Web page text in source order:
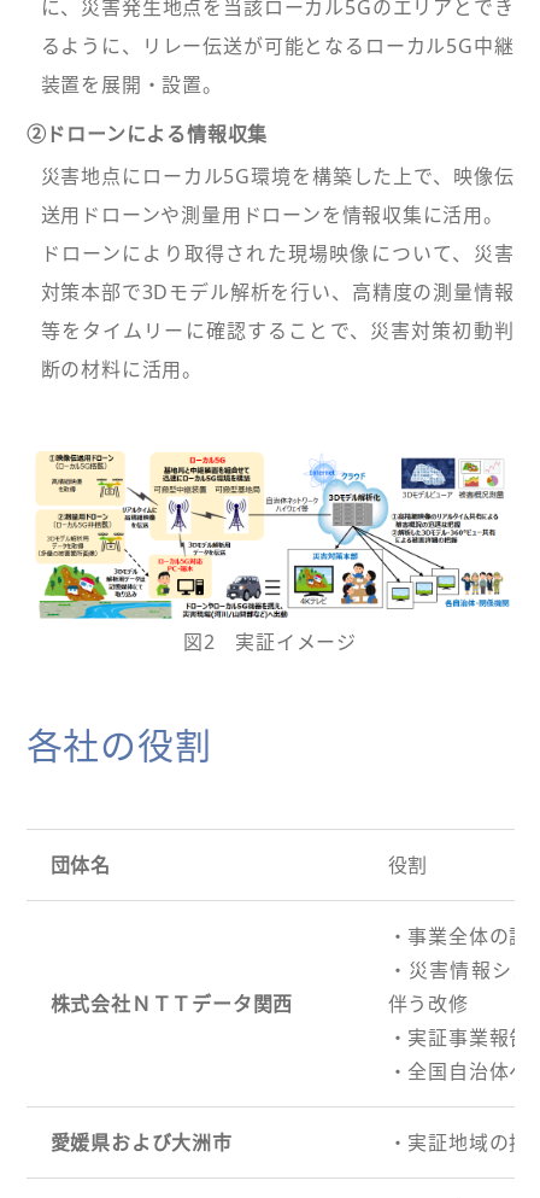
に、災害発生地点を当該ローカル5Gのエリアとでき
るように、リレー伝送が可能となるローカル5G中継
装置を展開・設置。
②ドローンによる情報収集
災害地点にローカル5G環境を構築した上で、映像伝
送用ドローンや測量用ドローンを情報収集に活用。
ドローンにより取得された現場映像について、災害
対策本部で3Dモデル解析を行い、高精度の測量情報
等をタイムリーに確認することで、災害対策初動判
断の材料に活用。
図2 実証イメージ
各社の役割
団体名 役割
株式会社ＮＴＴデータ関西
・事業全体の調
・災害情報シ
伴う改修
・実証事業報
・全国自治体
愛媛県および大洲市 ・実証地域の